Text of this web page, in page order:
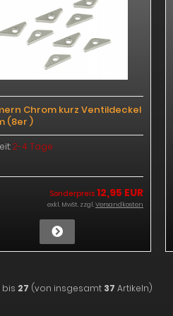
Chrom kurz Ventildeckel
(8er )
2-4 Tage
Sonderpreis 12,95 EUR
exkl. MwSt. zzgl.Versandkosten
bis 27 (von insgesamt 37 Artikeln)